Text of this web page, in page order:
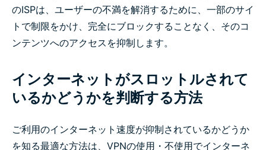
のISPは、ユーザーの不満を解消するために、一部のサイ
トで制限をかけ、完全にブロックすることなく、そのコ
ンテンツへのアクセスを抑制します。
インターネットがスロットルされて
いるかどうかを判断する方法
ご利用のインターネット速度が抑制されているかどうか
を知る最適な方法は、VPNの使用・不使用でインターネ